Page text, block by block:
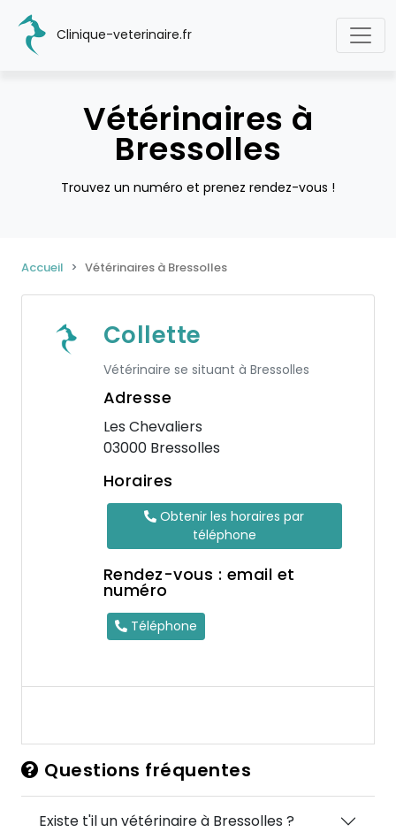
Clinique-veterinaire.fr
Vétérinaires à
Bressolles
Trouvez un numéro et prenez rendez-vous !
Accueil Vétérinaires à Bressolles
Collette
Vétérinaire se situant à Bressolles
Adresse
Les Chevaliers
03000 Bressolles
Horaires
Obtenir les horaires par
téléphone
Rendez-vous : email et
numéro
Téléphone
Questions fréquentes
Existe t'il un vétérinaire à Bressolles ?